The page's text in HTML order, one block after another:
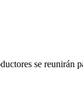
se reunirán